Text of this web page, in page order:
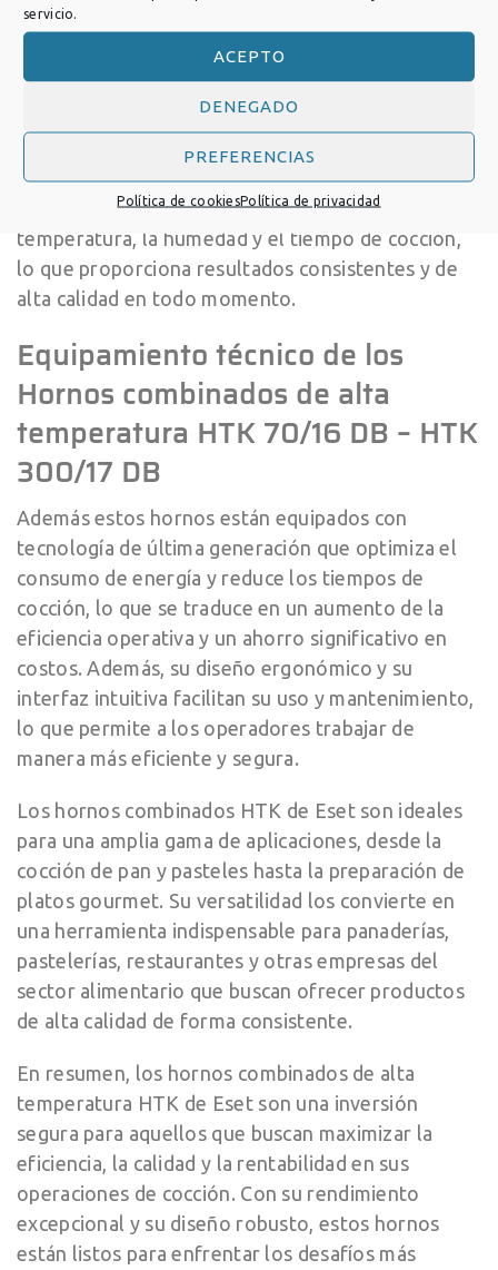
servicio.
ACEPTO
DENEGADO
PREFERENCIAS
Política de cookiesPolítica de privacidad
uniforme.
Primero de todo ,construidos con materiales de
alta calidad y diseñados para resistir las
condiciones más exigentes, los hornos
combinados de Eset garantizan una cocción
precisa y homogénea en cada ciclo. Su avanzado
sistema de control permite ajustar con precisión la
temperatura, la humedad y el tiempo de cocción,
lo que proporciona resultados consistentes y de
alta calidad en todo momento.
Equipamiento técnico de los
Hornos combinados de alta
temperatura HTK 70/16 DB – HTK
300/17 DB
Además estos hornos están equipados con
tecnología de última generación que optimiza el
consumo de energía y reduce los tiempos de
cocción, lo que se traduce en un aumento de la
eficiencia operativa y un ahorro significativo en
costos. Además, su diseño ergonómico y su
interfaz intuitiva facilitan su uso y mantenimiento,
lo que permite a los operadores trabajar de
manera más eficiente y segura.
Los hornos combinados HTK de Eset son ideales
para una amplia gama de aplicaciones, desde la
cocción de pan y pasteles hasta la preparación de
platos gourmet. Su versatilidad los convierte en
una herramienta indispensable para panaderías,
pastelerías, restaurantes y otras empresas del
sector alimentario que buscan ofrecer productos
de alta calidad de forma consistente.
En resumen, los hornos combinados de alta
temperatura HTK de Eset son una inversión
segura para aquellos que buscan maximizar la
eficiencia, la calidad y la rentabilidad en sus
operaciones de cocción. Con su rendimiento
excepcional y su diseño robusto, estos hornos
están listos para enfrentar los desafíos más